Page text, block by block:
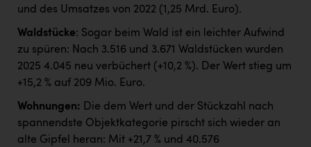
und des Umsatzes von 2022 (1,25 Mrd. Euro).
Waldstücke: Sogar beim Wald ist ein leichter Aufwind
zu spüren: Nach 3.516 und 3.671 Waldstücken wurden
2025 4.045 neu verbüchert (+10,2 %). Der Wert stieg um
+15,2 % auf 209 Mio. Euro.
Wohnungen: Die dem Wert und der Stückzahl nach
spannendste Objektkategorie pirscht sich wieder an
alte Gipfel heran: Mit +21,7 % und 40.576